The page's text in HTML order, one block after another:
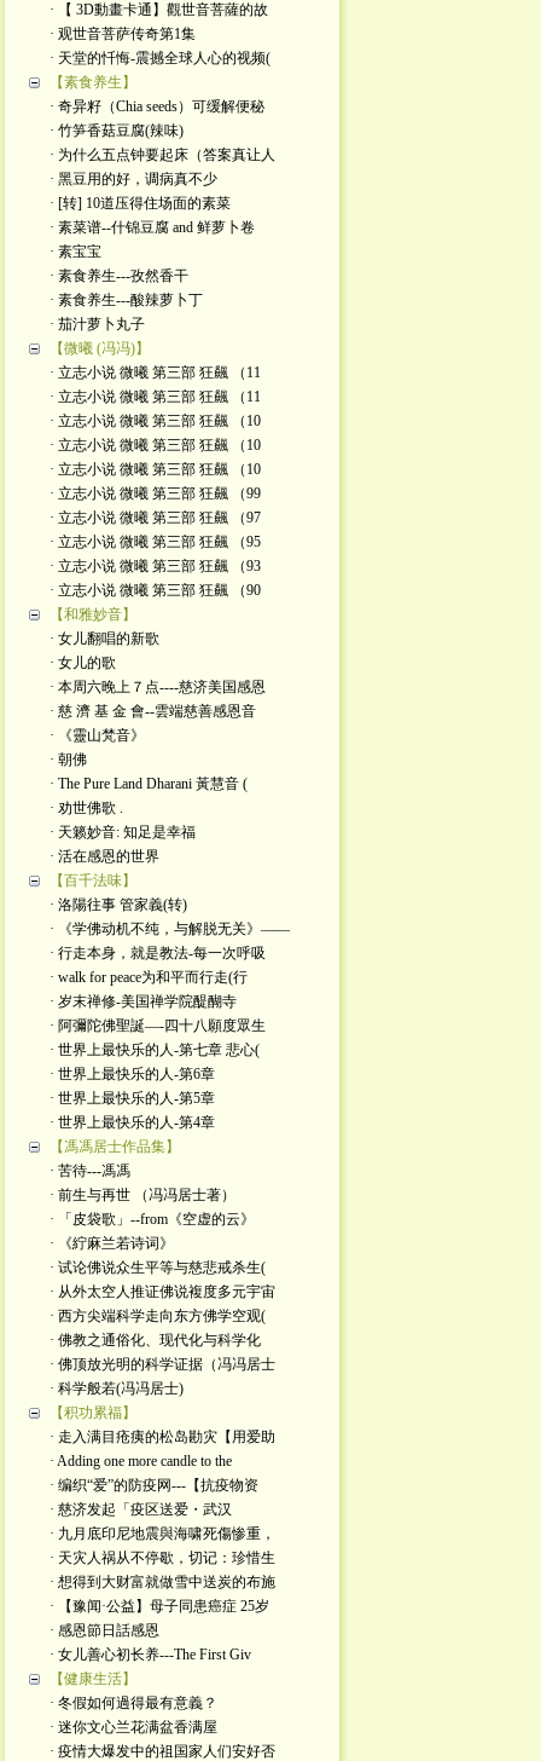
· 【 3D動畫卡通】觀世音菩薩的故
· 观世音菩萨传奇第1集
· 天堂的忏悔-震撼全球人心的视频(
【素食养生】
· 奇异籽（Chia seeds）可缓解便秘
· 竹笋香菇豆腐(辣味)
· 为什么五点钟要起床（答案真让人
· 黑豆用的好，调病真不少
· [转] 10道压得住场面的素菜
· 素菜谱--什锦豆腐 and 鲜萝卜卷
· 素宝宝
· 素食养生---孜然香干
· 素食养生---酸辣萝卜丁
· 茄汁萝卜丸子
【微曦 (冯冯)】
· 立志小说 微曦 第三部 狂飆 （11
· 立志小说 微曦 第三部 狂飆 （11
· 立志小说 微曦 第三部 狂飆 （10
· 立志小说 微曦 第三部 狂飆 （10
· 立志小说 微曦 第三部 狂飆 （10
· 立志小说 微曦 第三部 狂飆 （99
· 立志小说 微曦 第三部 狂飆 （97
· 立志小说 微曦 第三部 狂飆 （95
· 立志小说 微曦 第三部 狂飆 （93
· 立志小说 微曦 第三部 狂飆 （90
【和雅妙音】
· 女儿翻唱的新歌
· 女儿的歌
· 本周六晚上７点----慈济美国感恩
· 慈 濟 基 金 會--雲端慈善感恩音
· 《靈山梵音》
· 朝佛
· The Pure Land Dharani 黃慧音 (
· 劝世佛歌 .
· 天籁妙音: 知足是幸福
· 活在感恩的世界
【百千法味】
· 洛陽往事 管家義(转)
· 《学佛动机不纯，与解脱无关》——
· 行走本身，就是教法-每一次呼吸
· walk for peace为和平而行走(行
· 岁末禅修-美国禅学院醍醐寺
· 阿彌陀佛聖誕—-四十八願度眾生
· 世界上最快乐的人-第七章 悲心(
· 世界上最快乐的人-第6章
· 世界上最快乐的人-第5章
· 世界上最快乐的人-第4章
【馮馮居士作品集】
· 苦待---馮馮
· 前生与再世 （冯冯居士著）
· 「皮袋歌」--from《空虚的云》
· 《紵麻兰若诗词》
· 试论佛说众生平等与慈悲戒杀生(
· 从外太空人推证佛说複度多元宇宙
· 西方尖端科学走向东方佛学空观(
· 佛教之通俗化、现代化与科学化
· 佛顶放光明的科学证据（冯冯居士
· 科学般若(冯冯居士)
【积功累福】
· 走入满目疮痍的松岛勘灾【用爱助
· Adding one more candle to the
· 编织“爱”的防疫网---【抗疫物资
· 慈济发起「疫区送爱・武汉
· 九月底印尼地震與海啸死傷惨重，
· 天灾人祸从不停歇，切记：珍惜生
· 想得到大财富就做雪中送炭的布施
· 【豫闻·公益】母子同患癌症 25岁
· 感恩節日話感恩
· 女儿善心初长养---The First Giv
【健康生活】
· 冬假如何過得最有意義？
· 迷你文心兰花满盆香满屋
· 疫情大爆发中的祖国家人们安好否